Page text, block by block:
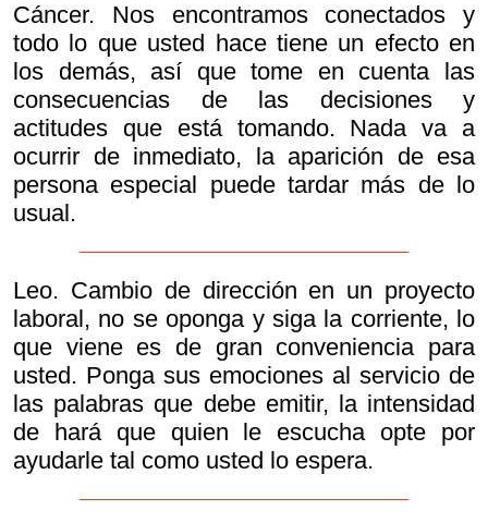
Cáncer. Nos encontramos conectados y
todo lo que usted hace tiene un efecto en
los demás, así que tome en cuenta las
consecuencias de las decisiones y
actitudes que está tomando. Nada va a
ocurrir de inmediato, la aparición de esa
persona especial puede tardar más de lo
usual.
Leo. Cambio de dirección en un proyecto
laboral, no se oponga y siga la corriente, lo
que viene es de gran conveniencia para
usted. Ponga sus emociones al servicio de
las palabras que debe emitir, la intensidad
de hará que quien le escucha opte por
ayudarle tal como usted lo espera.